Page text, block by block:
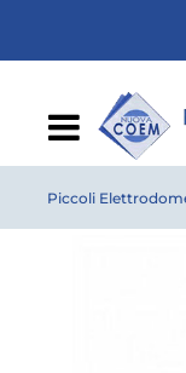
Open
Piccoli